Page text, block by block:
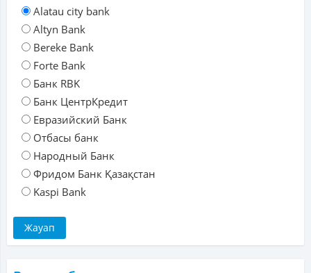
Alatau city bank
Altyn Bank
Bereke Bank
Forte Bank
Банк RBK
Банк ЦентрКредит
Евразийский Банк
Отбасы банк
Народный Банк
Фридом Банк Қазақстан
Kaspi Bank